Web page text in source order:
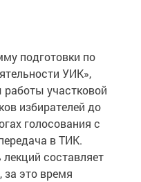
подготовки по
УИК»,
работы участковой
избирателей до
голосования с
в ТИК.
составляет
за это время